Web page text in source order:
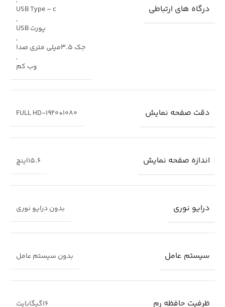
درگاه های ارتباطی
USB Type – c
,
پورت USB
,
جک 3.5میلی متری صدا
,
وب کم
دقت صفحه نمایش FULL HD-1920*1080
اندازه صفحه نمایش 15.6اینچ
درایو نوری بدون درایو نوری
سیستم عامل بدون سیستم عامل
ظرفیت حافظه رم 16گیگابایت